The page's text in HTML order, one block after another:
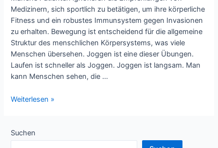
Medizinern, sich sportlich zu betätigen, um ihre körperliche
Fitness und ein robustes Immunsystem gegen Invasionen
zu erhalten. Bewegung ist entscheidend für die allgemeine
Struktur des menschlichen Körpersystems, was viele
Menschen übersehen. Joggen ist eine dieser Übungen.
Laufen ist schneller als Joggen. Joggen ist langsam. Man
kann Menschen sehen, die …
Joggen
–
Warum
Weiterlesen »
Suchen